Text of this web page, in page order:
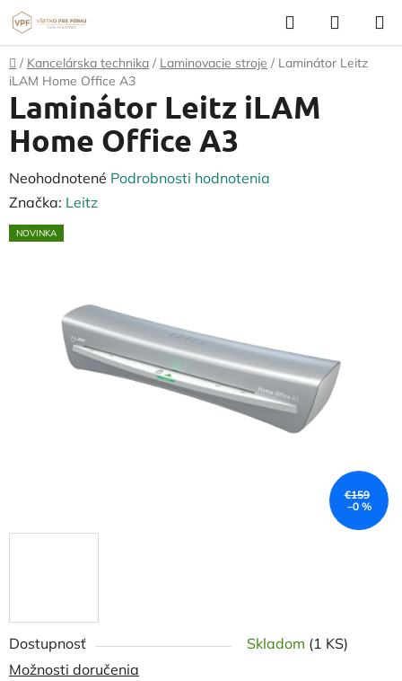
Prejsť
na
obsah
Hľadať
KOŠÍK
Domov
/ Kancelárska technika / Laminovacie stroje / Laminátor Leitz
iLAM Home Office A3
Dostupnosť Skladom (1 KS)
Možnosti doručenia
Laminátor Leitz iLAM
Home Office A3
Priemerné
hodnotenie
produktu
hviezdičiek.
Neohodnotené Podrobnosti hodnotenia
Značka: Leitz
NOVINKA
€159
–0 %